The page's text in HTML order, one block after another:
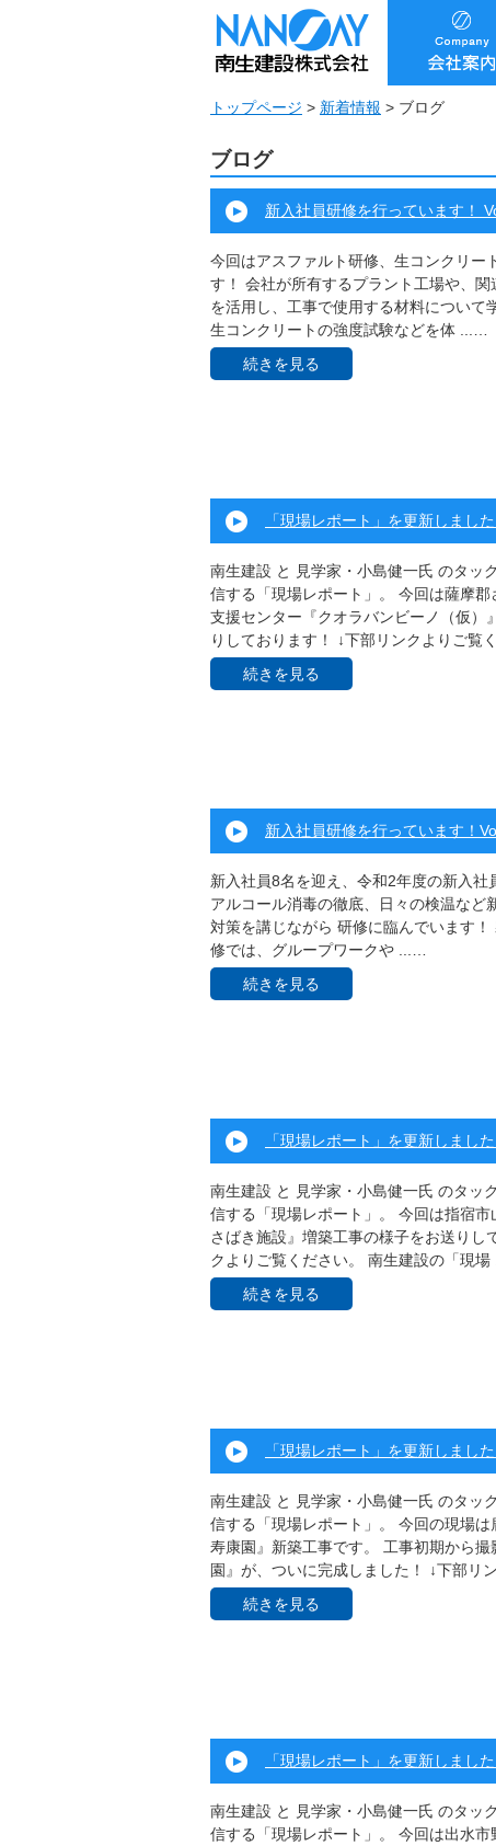
トップページ > 新着情報 > ブログ
ブログ
新入社員研修を行っています！
今回はアスファルト研修、生コンクリー
す！ 会社が所有するプラント工場や、
を活用し、工事で使用する材料について
生コンクリートの強度試験などを体 ...…
続きを見る
「現場レポート」を更新しました
南生建設 と 見学家・小島健一氏 のタッ
信する「現場レポート」。 今回は薩摩
支援センター『クオラバンビーノ（仮）
りしております！ ↓下部リンクよりご覧
続きを見る
新入社員研修を行っています！
新入社員8名を迎え、令和2年度の新入社
アルコール消毒の徹底、日々の検温など
対策を講じながら 研修に臨んでいます
修では、グループワークや ...…
続きを見る
「現場レポート」を更新しました
南生建設 と 見学家・小島健一氏 のタッ
信する「現場レポート」。 今回は指宿
さばき施設』増築工事の様子をお送りし
クよりご覧ください。 南生建設の「現場
続きを見る
「現場レポート」を更新しました
南生建設 と 見学家・小島健一氏 のタッ
信する「現場レポート」。 今回の現場は
寿康園』新築工事です。 工事初期から
園』が、ついに完成しました！ ↓下部リ
続きを見る
「現場レポート」を更新しました
南生建設 と 見学家・小島健一氏 のタッ
信する「現場レポート」。 今回は出水